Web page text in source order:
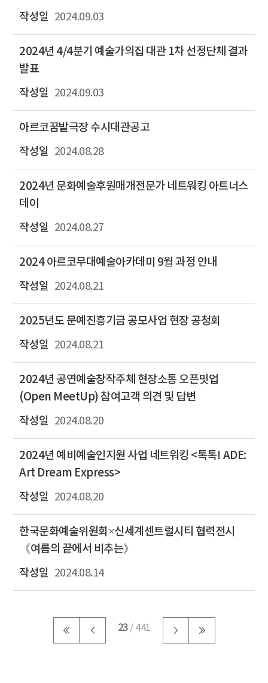
2024.09.03
2024년 4/4분기 예술가의집 대관 1차 선정단체 결과
발표
2024.09.03
아르코꿈밭극장 수시대관공고
2024.08.28
2024년 문화예술후원매개전문가 네트워킹 아트너스
데이
2024.08.27
2024 아르코무대예술아카데미 9월 과정 안내
2024.08.21
2025년도 문예진흥기금 공모사업 현장 공청회
2024.08.21
2024년 공연예술창작주체 현장소통 오픈밋업
(Open MeetUp) 참여고객 의견 및 답변
2024.08.20
2024년 예비예술인지원 사업 네트워킹 <톡톡! ADE:
Art Dream Express>
2024.08.20
한국문화예술위원회×신세계센트럴시티 협력전시
《여름의 끝에서 비추는》
2024.08.14
23/ 441